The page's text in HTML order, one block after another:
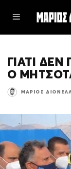
ΓΙΑΤΙ
Ο
ΜΆΡΙΟΣ